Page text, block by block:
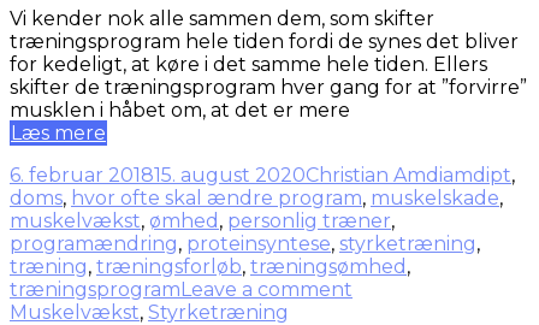
Vi kender nok alle sammen dem, som skifter
træningsprogram hele tiden fordi de synes det bliver
for kedeligt, at køre i det samme hele tiden. Ellers
skifter de træningsprogram hver gang for at ”forvirre”
musklen i håbet om, at det er mere
Læs mere
6. februar 201815. august 2020Christian Amdiamdipt,
doms, hvor ofte skal ændre program, muskelskade,
muskelvækst, ømhed , personlig træner,
programændring, proteinsyntese, styrketræning,
træning, træningsforløb, træningsømhed ,
træningsprogramLeave a comment
Muskelvækst, Styrketræning